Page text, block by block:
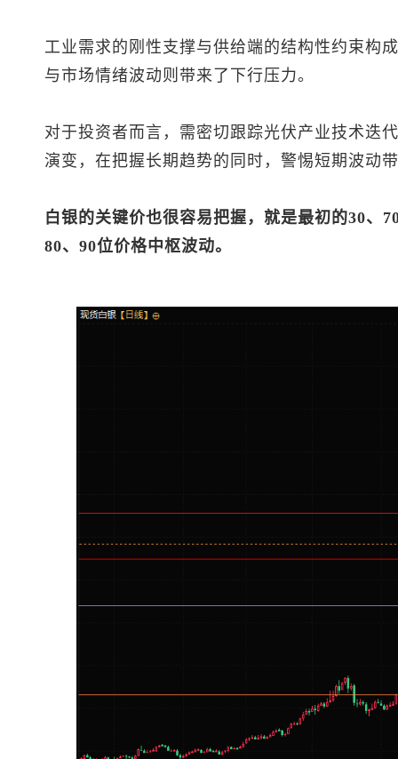
工业需求的刚性支撑与供给端的结构性约束构
与市场情绪波动则带来了下行压力。
对于投资者而言，需密切跟踪光伏产业技术迭
演变，在把握长期趋势的同时，警惕短期波动
白银的关键价也很容易把握，就是最初的30、
80、90位价格中枢波动。